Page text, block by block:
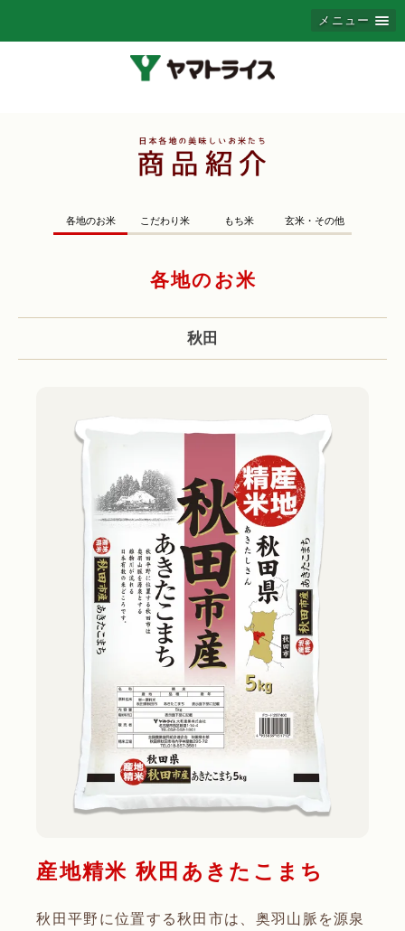
メニュー
各地のお米 こだわり米 もち米 玄米・その他
各地のお米
秋田
産地精米 秋田あきたこまち
秋田平野に位置する秋田市は、奥羽山脈を源泉